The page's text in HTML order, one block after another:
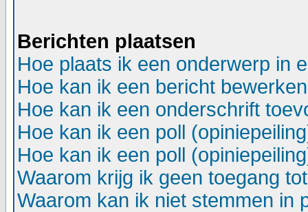
Berichten plaatsen
Hoe plaats ik een onderwerp in
Hoe kan ik een bericht
Hoe kan ik een onderschrift
Hoe kan ik een poll
Hoe kan ik een poll
Waarom krijg ik geen toegang
Waarom kan ik niet stemmen in